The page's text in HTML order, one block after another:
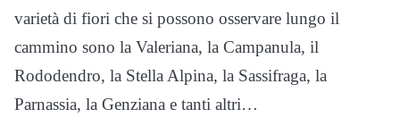
varietà di fiori che si possono osservare lungo il
cammino sono la Valeriana, la Campanula, il
Rododendro, la Stella Alpina, la Sassifraga, la
Parnassia, la Genziana e tanti altri…